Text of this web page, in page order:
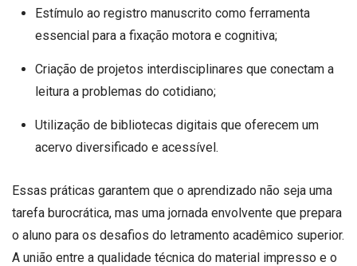
Estímulo ao registro manuscrito como ferramenta
essencial para a fixação motora e cognitiva;
Criação de projetos interdisciplinares que conectam a
leitura a problemas do cotidiano;
Utilização de bibliotecas digitais que oferecem um
acervo diversificado e acessível.
Essas práticas garantem que o aprendizado não seja uma
tarefa burocrática, mas uma jornada envolvente que prepara
o aluno para os desafios do letramento acadêmico superior.
A união entre a qualidade técnica do material impresso e o